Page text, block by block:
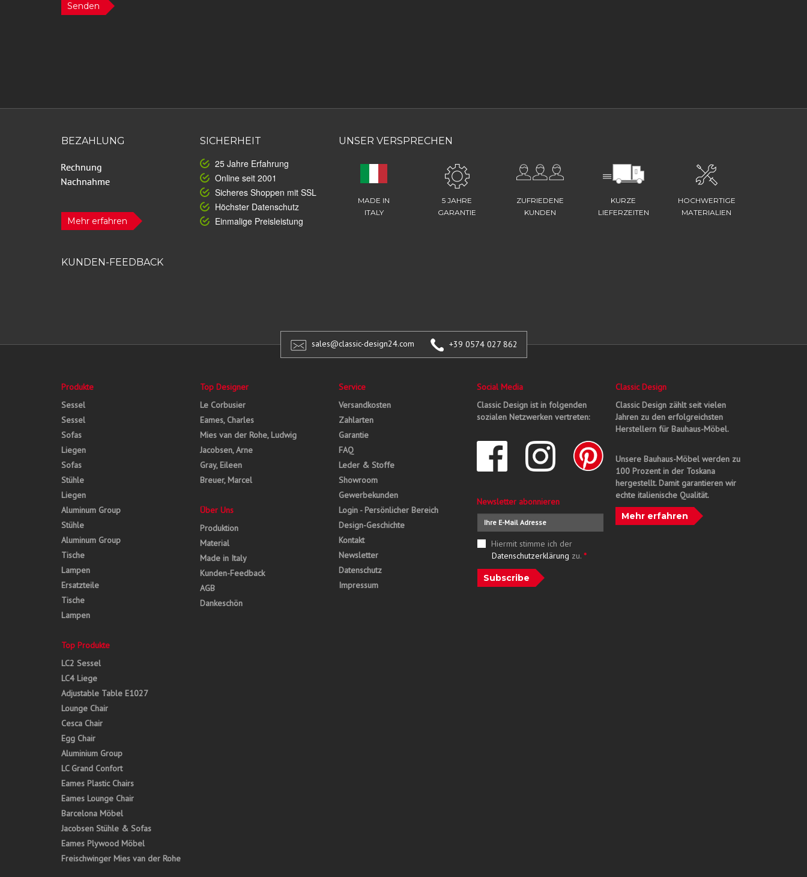
Senden
BEZAHLUNG
Mehr erfahren
SICHERHEIT
25 Jahre Erfahrung
Online seit 2001
Sicheres Shoppen mit SSL
Höchster Datenschutz
Einmalige Preisleistung
UNSER VERSPRECHEN
MADE IN
ITALY
5 JAHRE
GARANTIE
ZUFRIEDENE
KUNDEN
KURZE
LIEFERZEITEN
HOCHWERTIGE
MATERIALIEN
KUNDEN-FEEDBACK
sales@classic-design24.com +39 0574 027 862
Produkte
Sessel
Sessel
Sofas
Liegen
Sofas
Stühle
Liegen
Aluminum Group
Stühle
Aluminum Group
Tische
Lampen
Ersatzteile
Tische
Lampen
Top Produkte
LC2 Sessel
LC4 Liege
Adjustable Table E1027
Lounge Chair
Cesca Chair
Egg Chair
Aluminium Group
LC Grand Confort
Eames Plastic Chairs
Eames Lounge Chair
Barcelona Möbel
Jacobsen Stühle & Sofas
Eames Plywood Möbel
Freischwinger Mies van der Rohe
Top Designer
Le Corbusier
Eames, Charles
Mies van der Rohe, Ludwig
Jacobsen, Arne
Gray, Eileen
Breuer, Marcel
Über Uns
Produktion
Material
Made in Italy
Kunden-Feedback
AGB
Dankeschön
Service
Versandkosten
Zahlarten
Garantie
FAQ
Leder & Stoffe
Showroom
Gewerbekunden
Login - Persönlicher Bereich
Design-Geschichte
Kontakt
Newsletter
Datenschutz
Impressum
Social Media
Classic Design ist in folgenden
sozialen Netzwerken vertreten:
Newsletter abonnieren
Hiermit stimme ich der
Datenschutzerklärung zu. *
Subscribe
Classic Design
Classic Design zählt seit vielen
Jahren zu den erfolgreichsten
Herstellern für Bauhaus-Möbel.
Unsere Bauhaus-Möbel werden zu
100 Prozent in der Toskana
hergestellt. Damit garantieren wir
echte italienische Qualität.
Mehr erfahren